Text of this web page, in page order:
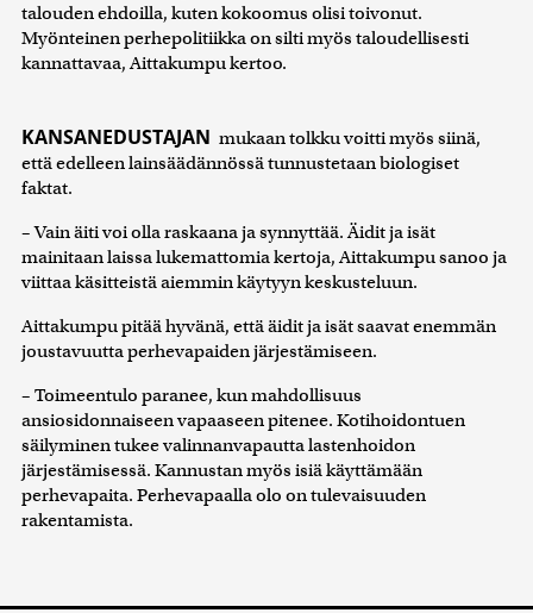
talouden ehdoilla, kuten kokoomus olisi toivonut.
Myönteinen perhepolitiikka on silti myös taloudellisesti
kannattavaa, Aittakumpu kertoo.
KANSANEDUSTAJAN mukaan tolkku voitti myös siinä,
että edelleen lainsäädännössä tunnustetaan biologiset
faktat.
– Vain äiti voi olla raskaana ja synnyttää. Äidit ja isät
mainitaan laissa lukemattomia kertoja, Aittakumpu sanoo ja
viittaa käsitteistä aiemmin käytyyn keskusteluun.
Aittakumpu pitää hyvänä, että äidit ja isät saavat enemmän
joustavuutta perhevapaiden järjestämiseen.
– Toimeentulo paranee, kun mahdollisuus
ansiosidonnaiseen vapaaseen pitenee. Kotihoidontuen
säilyminen tukee valinnanvapautta lastenhoidon
järjestämisessä. Kannustan myös isiä käyttämään
perhevapaita. Perhevapaalla olo on tulevaisuuden
rakentamista.